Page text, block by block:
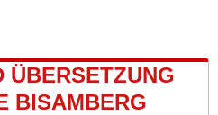
ÜBERSETZUNG
BISAMBERG